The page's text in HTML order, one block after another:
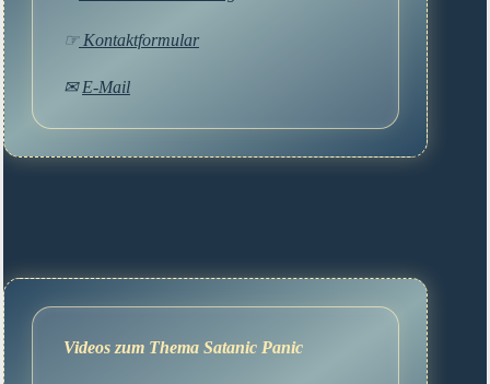
☞Kontaktformular
✉E-Mail
Videos zum Thema Satanic Panic